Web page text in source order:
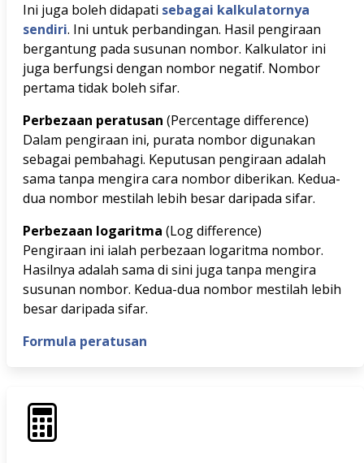
Ini juga boleh didapati sebagai kalkulatornya
sendiri. Ini untuk perbandingan. Hasil pengiraan
bergantung pada susunan nombor. Kalkulator ini
juga berfungsi dengan nombor negatif. Nombor
pertama tidak boleh sifar.
Perbezaan peratusan (Percentage difference)
Dalam pengiraan ini, purata nombor digunakan
sebagai pembahagi. Keputusan pengiraan adalah
sama tanpa mengira cara nombor diberikan. Kedua-
dua nombor mestilah lebih besar daripada sifar.
Perbezaan logaritma (Log difference)
Pengiraan ini ialah perbezaan logaritma nombor.
Hasilnya adalah sama di sini juga tanpa mengira
susunan nombor. Kedua-dua nombor mestilah lebih
besar daripada sifar.
Formula peratusan